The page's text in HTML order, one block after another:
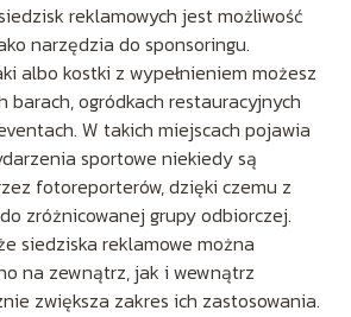
reklamowych jest możliwość
narzędzia do sponsoringu.
albo kostki z wypełnieniem możesz
barach, ogródkach restauracyjnych
W takich miejscach pojawia
sportowe niekiedy są
fotoreporterów, dzięki czemu z
zróżnicowanej grupy odbiorczej.
siedziska reklamowe można
na zewnątrz, jak i wewnątrz
zwiększa zakres ich zastosowania.